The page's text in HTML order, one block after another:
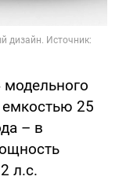
модельного
емкостью 25
– в
л.с.